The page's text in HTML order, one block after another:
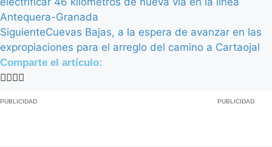
Antequera-Granada
SiguienteCuevas Bajas, a la espera de avanzar en las
expropiaciones para el arreglo del camino a Cartaojal
Comparte el artículo:
PUBLICIDAD PUBLICIDAD